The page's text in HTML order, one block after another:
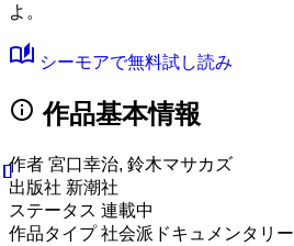
よ。
auto_stories シーモアで無料試し読み
info 作品基本情報
作者 宮口幸治, 鈴木マサカズ
出版社 新潮社
ステータス 連載中
作品タイプ 社会派ドキュメンタリー